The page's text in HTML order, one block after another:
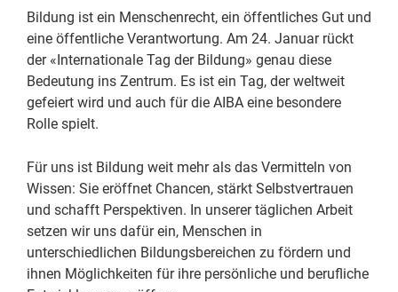
Bildung ist ein Menschenrecht, ein öffentliches Gut und
eine öffentliche Verantwortung. Am 24. Januar rückt
der «Internationale Tag der Bildung» genau diese
Bedeutung ins Zentrum. Es ist ein Tag, der weltweit
gefeiert wird und auch für die AIBA eine besondere
Rolle spielt.
Für uns ist Bildung weit mehr als das Vermitteln von
Wissen: Sie eröffnet Chancen, stärkt Selbstvertrauen
und schafft Perspektiven. In unserer täglichen Arbeit
setzen wir uns dafür ein, Menschen in
unterschiedlichen Bildungsbereichen zu fördern und
ihnen Möglichkeiten für ihre persönliche und berufliche